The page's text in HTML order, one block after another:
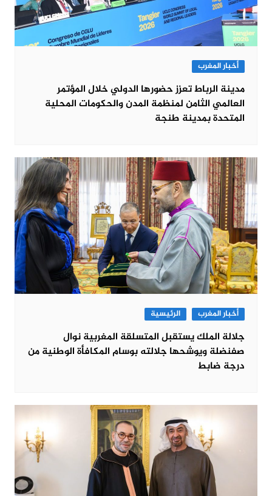
أخبار المغرب
مدينة الرباط تعزز حضورها الدولي خلال المؤتمر
العالمي الثامن لمنظمة المدن والحكومات المحلية
المتحدة بمدينة طنجة
أخبار المغرب الرئيسية
جلالة الملك يستقبل المتسلقة المغربية نوال
صفنضلة ويوشحها جلالته بوسام المكافأة الوطنية من
درجة ضابط